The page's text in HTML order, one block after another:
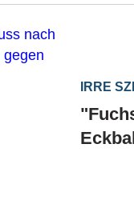
IRRE